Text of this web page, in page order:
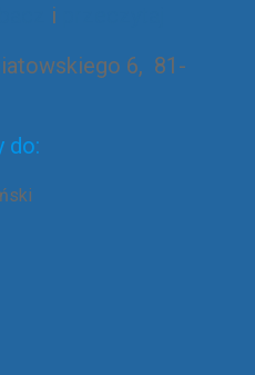
i
6, 81-
do: